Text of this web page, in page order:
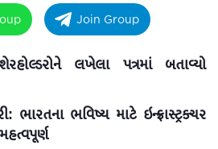
Join Group
લખેલા પત્રમાં બતાવ્યો
ભારતના ભવિષ્ય માટે ઇન્ફ્રાસ્ટ્રક્ચર